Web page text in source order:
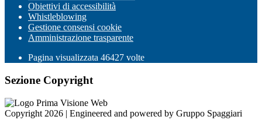
Obiettivi di accessibilità
Whistleblowing
Gestione consensi cookie
Amministrazione trasparente
Pagina visualizzata 46427 volte
Sezione Copyright
Copyright 2026 | Engineered and powered by Gruppo Spaggiari